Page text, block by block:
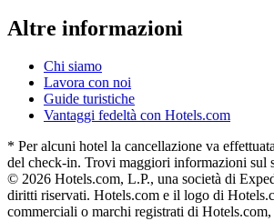
Altre informazioni
Chi siamo
Lavora con noi
Guide turistiche
Vantaggi fedeltà con Hotels.com
* Per alcuni hotel la cancellazione va
del check-in. Trovi maggiori informazioni sul
© 2026 Hotels.com, L.P., una società di
diritti riservati. Hotels.com e il logo di
commerciali o marchi registrati di Hotels.com,